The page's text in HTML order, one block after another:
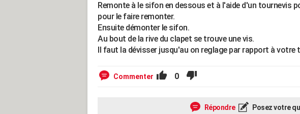
Remonte à le sifon en dessous et à l'aide d'un tournevis
pour le faire remonter.
Ensuite démonter le sifon.
Au bout de la rive du clapet se trouve une vis.
Il faut la dévisser jusqu'au on reglage par rapport à votre
Commenter 0
Répondre Posez votre